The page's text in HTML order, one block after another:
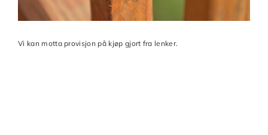
Vi kan motta provisjon på kjøp gjort fra lenker.